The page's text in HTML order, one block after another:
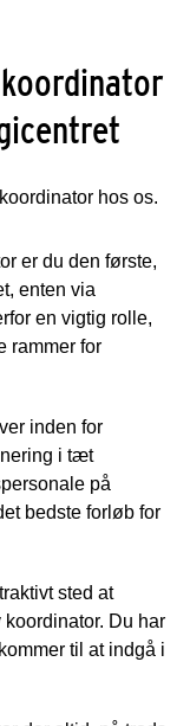
hos os.
er du den første,
enten via
en vigtig rolle,
rammer for
inden for
i tæt
på
bedste forløb for
sted at
Du har
til at indgå i